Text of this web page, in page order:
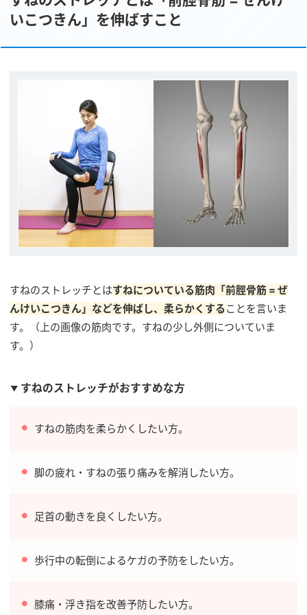
いこつきん」を伸ばすこと
すねのストレッチとはすねについている筋肉「前脛骨筋 = ぜ
んけいこつきん」などを伸ばし、柔らかくする ことを言いま
す。（上の画像の筋肉です。すねの少し外側についていま
す。）
すねのストレッチがおすすめな方
すねの筋肉を柔らかくしたい方。
脚の疲れ・すねの張り痛みを解消したい方。
足首の動きを良くしたい方。
歩行中の転倒によるケガの予防をしたい方。
膝痛・浮き指を改善予防したい方。